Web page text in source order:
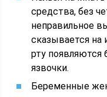
средства, без
неправильное
сказывается на
рту появляются
язвочки.
Беременные